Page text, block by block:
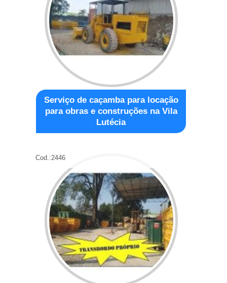
Serviço de caçamba para locação
para obras e construções na Vila
Lutécia
Cod.:2446